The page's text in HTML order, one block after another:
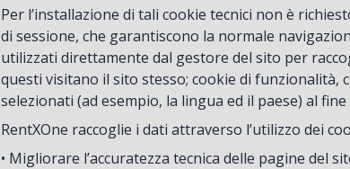
Per l’installazione di tali cookie tecnici non è
di sessione, che garantiscono la normale
utilizzati direttamente dal gestore del sito per
questi visitano il sito stesso; cookie di funzionalità,
selezionati (ad esempio, la lingua ed il paese) al
RentXOne raccoglie i dati attraverso l’utilizzo dei
• Migliorare l’accuratezza tecnica delle pagine del